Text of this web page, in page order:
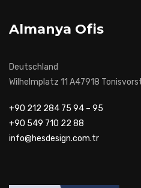
Almanya Ofis
Deutschland
Wilhelmplatz 11 A47918
+90 212 284 75 94 – 95
+90 549 710 22 88
info@hesdesign.com.tr